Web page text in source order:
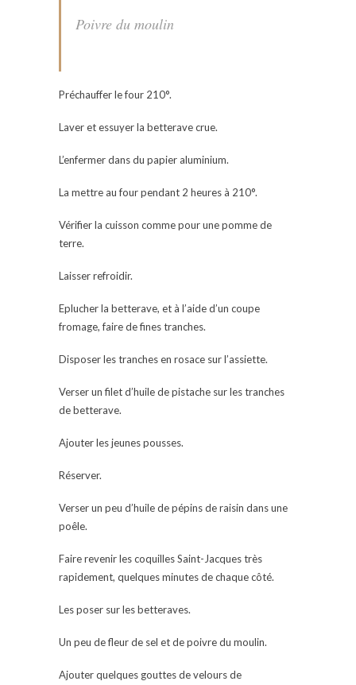
Poivre du moulin
Préchauffer le four 210°.
Laver et essuyer la betterave crue.
L’enfermer dans du papier aluminium.
La mettre au four pendant 2 heures à 210°.
Vérifier la cuisson comme pour une pomme de
terre.
Laisser refroidir.
Eplucher la betterave, et à l’aide d’un coupe
fromage, faire de fines tranches.
Disposer les tranches en rosace sur l’assiette.
Verser un filet d’huile de pistache sur les tranches
de betterave.
Ajouter les jeunes pousses.
Réserver.
Verser un peu d’huile de pépins de raisin dans une
poêle.
Faire revenir les coquilles Saint-Jacques très
rapidement, quelques minutes de chaque côté.
Les poser sur les betteraves.
Un peu de fleur de sel et de poivre du moulin.
Ajouter quelques gouttes de velours de